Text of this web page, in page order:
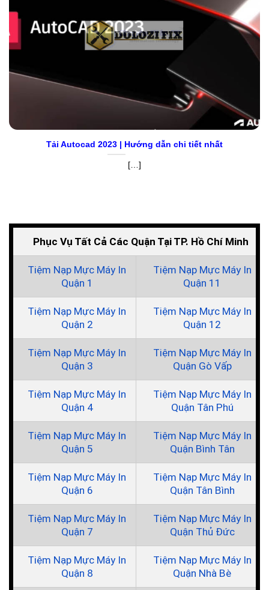
Tải Autocad 2023 | Hướng dẫn chi tiết nhất
[…]
Phục Vụ Tất Cả Các Quận Tại TP. Hồ Chí Minh
Tiệm Nạp Mực Máy In
Quận 1
Tiệm Nạp Mực Máy In
Quận 11
Tiệm Nạp Mực Máy In
Quận 2
Tiệm Nạp Mực Máy In
Quận 12
Tiệm Nạp Mực Máy In
Quận 3
Tiệm Nạp Mực Máy In
Quận Gò Vấp
Tiệm Nạp Mực Máy In
Quận 4
Tiệm Nạp Mực Máy In
Quận Tân Phú
Tiệm Nạp Mực Máy In
Quận 5
Tiệm Nạp Mực Máy In
Quận Bình Tân
Tiệm Nạp Mực Máy In
Quận 6
Tiệm Nạp Mực Máy In
Quận Tân Bình
Tiệm Nạp Mực Máy In
Quận 7
Tiệm Nạp Mực Máy In
Quận Thủ Đức
Tiệm Nạp Mực Máy In
Quận 8
Tiệm Nạp Mực Máy In
Quận Nhà Bè